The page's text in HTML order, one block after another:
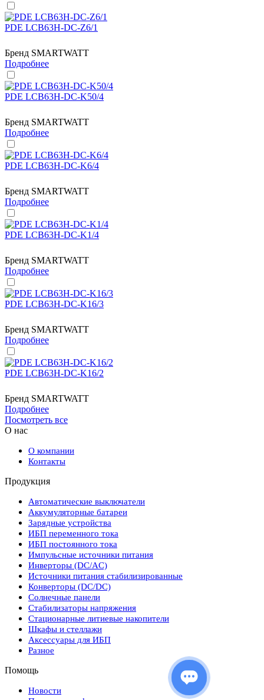
PDE LCB63H-DC-Z6/1
Бренд SMARTWATT
Подробнее
PDE LCB63H-DC-K50/4
Бренд SMARTWATT
Подробнее
PDE LCB63H-DC-K6/4
Бренд SMARTWATT
Подробнее
PDE LCB63H-DC-K1/4
Бренд SMARTWATT
Подробнее
PDE LCB63H-DC-K16/3
Бренд SMARTWATT
Подробнее
PDE LCB63H-DC-K16/2
Бренд SMARTWATT
Подробнее
Посмотреть все
О нас
О компании
Контакты
Продукция
Автоматические выключатели
Аккумуляторные батареи
Зарядные устройства
ИБП переменного тока
ИБП постоянного тока
Импульсные источники питания
Инверторы (DC/AC)
Источники питания стабилизированные
Конверторы (DC/DC)
Солнечные панели
Стабилизаторы напряжения
Стационарные литиевые накопители
Шкафы и стеллажи
Аксессуары для ИБП
Разное
Помощь
Новости